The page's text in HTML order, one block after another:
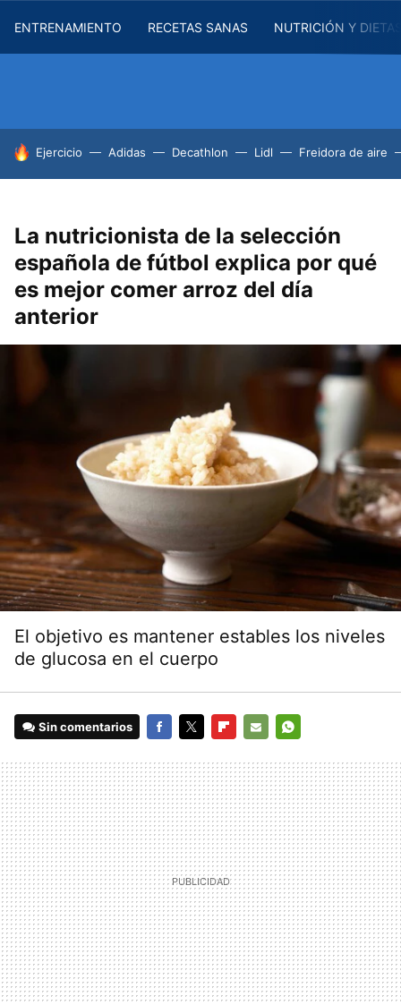
ENTRENAMIENTO RECETAS SANAS NUTRICIÓN Y
HOY SE HABLA DE
Ejercicio Adidas Decathlon Lidl Freidora de aire
La nutricionista de la selección
española de fútbol explica por qué
es mejor comer arroz del día
anterior
El objetivo es mantener estables los niveles
de glucosa en el cuerpo
Sin comentarios
MAIL